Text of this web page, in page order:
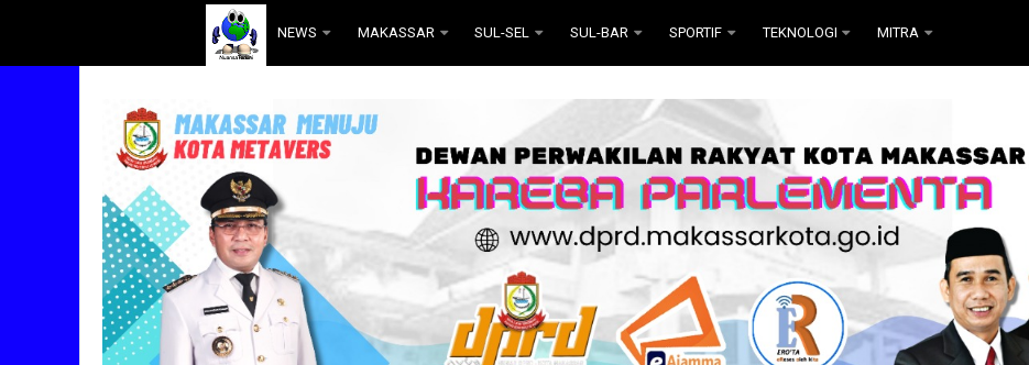
. NEWS MAKASSAR SUL-SEL SUL-BAR SPORTIF TEKNOLOGI MITRA